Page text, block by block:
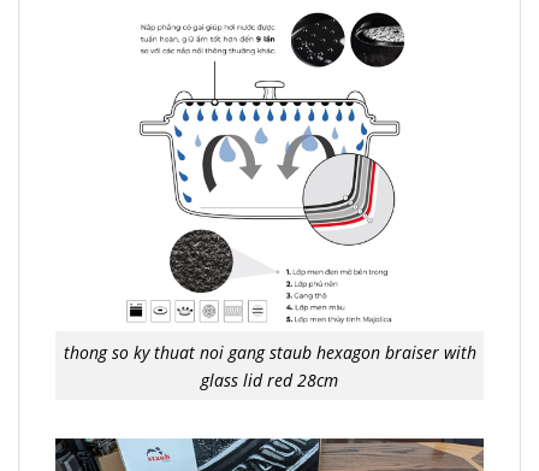
thong so ky thuat noi gang staub hexagon braiser with
glass lid red 28cm